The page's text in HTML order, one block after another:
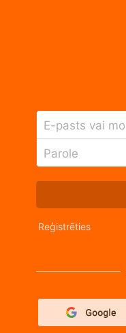
E-pasts vai
Parole
Reģistrēties